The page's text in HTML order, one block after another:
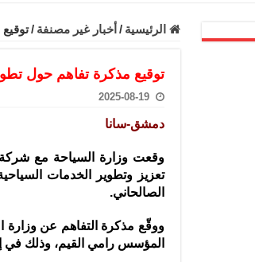
مستهلكي الكهرباء المنزلية والتجارية
يستقبل وفداً من أعضاء مجلسي النواب والشيوخ
من التعامل بالعملات الرقمية: غير قانونية وتنطوي
العامة لحرس الحدود السورية يزور تركيا لبحث
امتحان تعويضي لطلاب المرحلة الانتقالية
الإيسيسكو التعاون في البحث العلمي وحماية
الرئيسية / أخبار غير مصنفة /
توقيع مذكرة تفاهم حول
2025-08-19
دمشق-سانا
تعزيز وتطوير الخدمات
الصالحاني.
ووقّع مذكرة التفاهم عن وزارة
المؤسس رامي القيم، وذلك في